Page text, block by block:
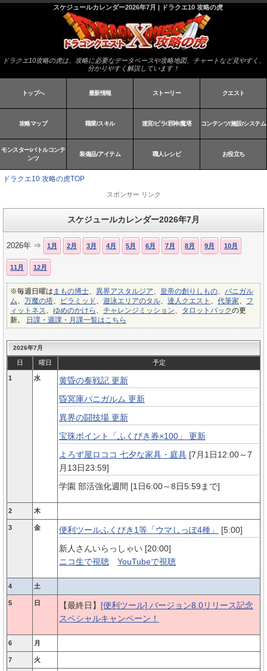
スケジュールカレンダー2026年7月 | ドラクエ10 攻略の虎
ドラクエ10攻略の虎は、攻略に必要なデータベースや攻略地図、チャートなど見やすく、
分かりやすく解説しています！
トップへ 最新情報 ストーリー クエスト
攻略マップ 職業/スキル 迷宮/ピラ/邪神/魔塔 コンテンツ/施設/システム
モンスター/バトルコンテ
ンツ
装備品/アイテム 職人レシピ お役立ち
ドラクエ10 攻略の虎TOP
スポンサー リンク
スケジュールカレンダー2026年7月
2026年 ⇒ 1月 2月 3月 4月 5月 6月 7月 8月 9月 10月
11月 12月
※毎週日曜は まもの博士、 異界アスタルジア、 皇帝の創りしもの、 パニガル
ム、 万魔の塔、 ピラミッド、 遊泳エリアのタル、 達人クエスト 、 代筆家、 フ
ィットネス、 ゆめのかけら 、 チャレンジミッション、 タロットパックの更
新。
日課・週課・月課一覧はこちら
2026年7月
日 曜日 予定
1 水
黄昏の奏戦記 更新
昏冥庫パニガルム 更新
異界の闘技場 更新
宝珠ポイント「ふくびき券×100」 更新
よろず屋ロココ 七夕な家具・庭具 [7月1日12:00～7
月13日23:59]
学園 部活強化週間 [1日6:00～8日5:59まで]
2 木
3 金 便利ツールふくびき1等「ウマしっぽ4種」
[5:00]
新人さんいらっしゃい [20:00]
ニコ生で視聴
YouTubeで視聴
4 土
5 日 【最終日】 [便利ツール] バージョン8.0リリース記念
スペシャルキャンペーン！
6 月
7 火